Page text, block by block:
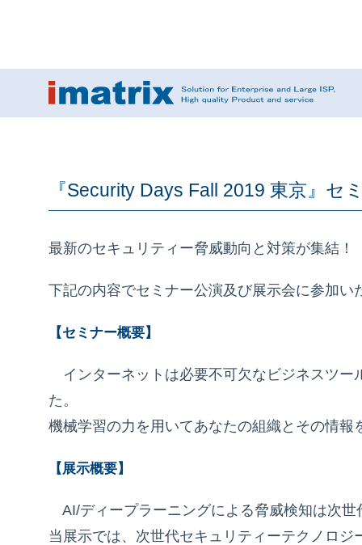
『Security Days Fall 2019 東京』セ
最新のセキュリティー脅威動向と対策が集結！
下記の内容でセミナー公演及び展示会に参加い
【セミナー概要】
インターネットは必要不可欠なビジネスツー
た。
機械学習の力を用いてあなたの組織とその情
【展示概要】
AI/ディープラーニングによる脅威検知は次
当展示では、次世代セキュリティーテクノロ